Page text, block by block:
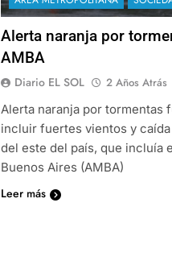
Alerta naranja por
AMBA
Diario EL SOL 2 Años Atrás
Alerta naranja por tormentas
incluir fuertes vientos y
del este del país, que incluía
Buenos Aires (AMBA)
Leer más